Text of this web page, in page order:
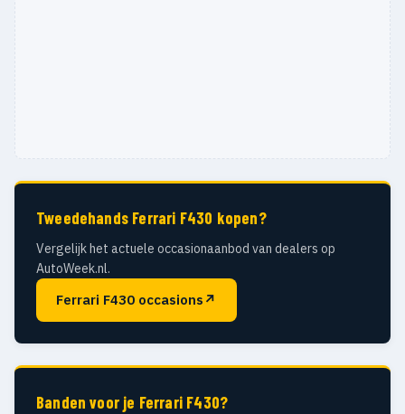
Tweedehands Ferrari F430 kopen?
Vergelijk het actuele occasionaanbod van dealers op
AutoWeek.nl.
Ferrari F430 occasions ↗
Banden voor je Ferrari F430?